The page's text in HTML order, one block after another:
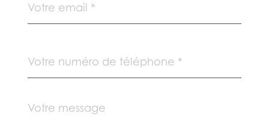
*
*
Fieldset
Message
*